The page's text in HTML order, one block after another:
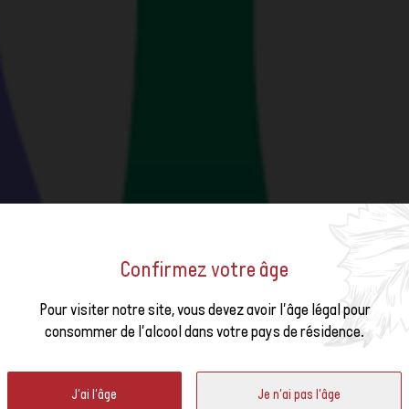
à la NOUVEAUX CRUS
Confirmez votre âge
Pour visiter notre site, vous devez avoir l'âge légal pour
consommer de l'alcool dans votre pays de résidence.
J'ai l'âge
Je n'ai pas l'âge